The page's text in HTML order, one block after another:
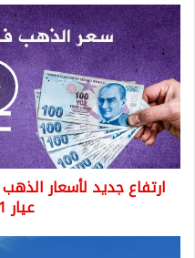
ارتفاع
جديد
لأسعار
الذهب
في
تركيا
وإليكم
سعر
الذهب
عيار
24
ارتفاع جديد لأسعار
عيار 21 22 24